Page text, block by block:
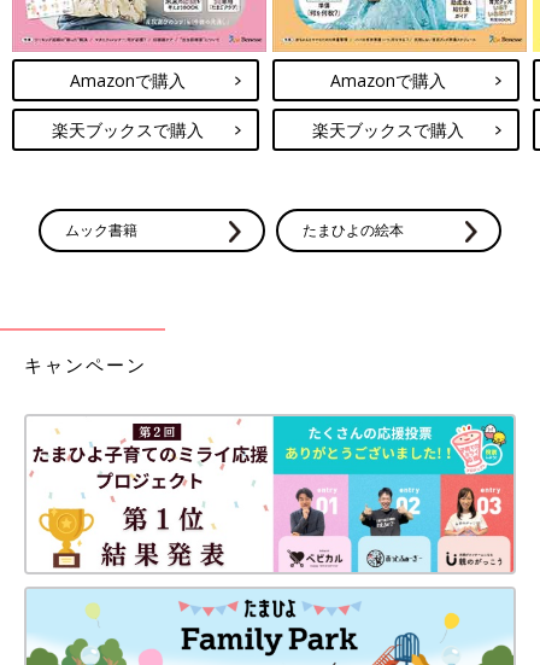
Amazonで購入
楽天ブックスで購入
Amazonで購入
楽天ブックスで購入
ムック書籍 たまひよの絵本
キャンペーン